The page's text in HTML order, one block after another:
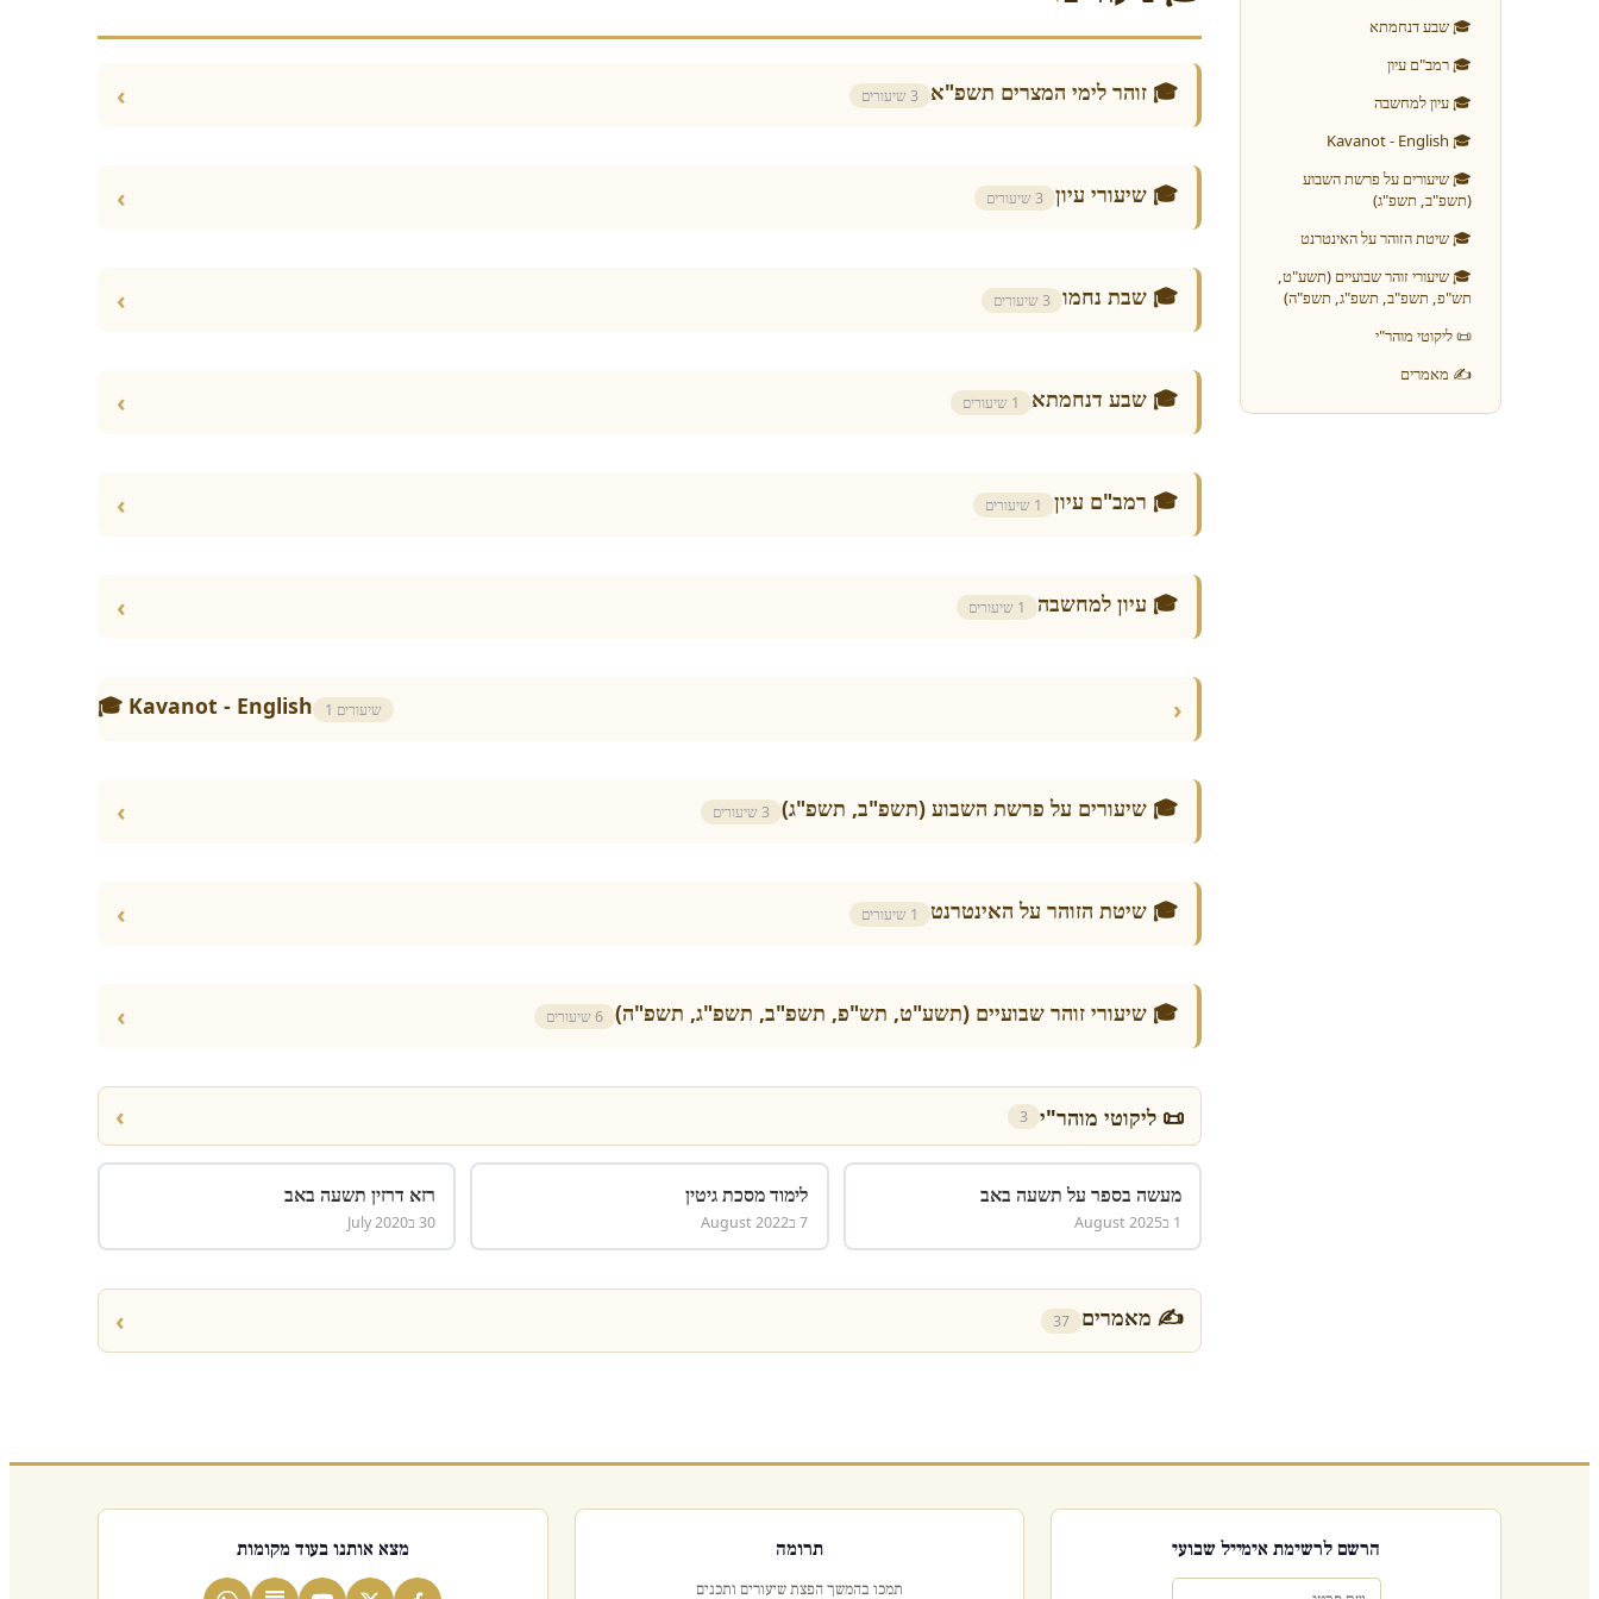
🎓 זוהר לימי המצרים תשפ"א 3 שיעורים ›
🎓 שיעורי עיון 3 שיעורים ›
🎓 שבת נחמו 3 שיעורים ›
🎓 שבע דנחמתא 1 שיעורים ›
🎓 רמב"ם עיון 1 שיעורים ›
🎓 עיון למחשבה 1 שיעורים ›
🎓 Kavanot - English 1 שיעורים ›
🎓 שיעורים על פרשת השבוע (תשפ"ב, תשפ"ג) 3 שיעורים ›
🎓 שיטת הזוהר על האינטרנט 1 שיעורים ›
🎓 שיעורי זוהר שבועיים (תשע"ט, תש"פ, תשפ"ב, תשפ"ג, תשפ"ה) 6 שיעורים ›
📜 ליקוטי מוהר"י 3
›
מעשה בספר על תשעה באב
1 בAugust 2025
לימוד מסכת גיטין
7 בAugust 2022
רזא דרזין תשעה באב
30 בJuly 2020
✍ מאמרים 37
›
🎓 שבע דנחמתא
🎓 רמב"ם עיון
🎓 עיון למחשבה
🎓 Kavanot - English
🎓 שיעורים על פרשת השבוע
(תשפ"ב, תשפ"ג)
🎓 שיטת הזוהר על האינטרנט
🎓 שיעורי זוהר שבועיים (תשע"ט,
תש"פ, תשפ"ב, תשפ"ג, תשפ"ה)
📜 ליקוטי מוהר"י
✍ מאמרים
הרשם לרשימת אימייל שבועי תרומה
תמכו בהמשך הפצת שיעורים ותכנים
מצא אותנו בעוד מקומות